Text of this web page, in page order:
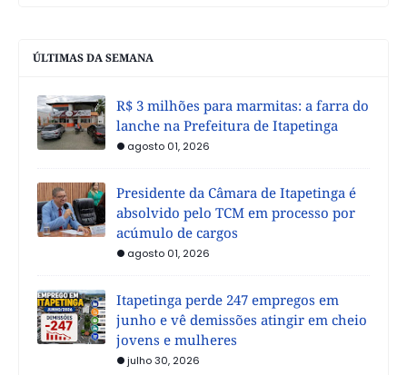
ÚLTIMAS DA SEMANA
R$ 3 milhões para marmitas: a farra do
lanche na Prefeitura de Itapetinga
agosto 01, 2026
Presidente da Câmara de Itapetinga é
absolvido pelo TCM em processo por
acúmulo de cargos
agosto 01, 2026
Itapetinga perde 247 empregos em
junho e vê demissões atingir em cheio
jovens e mulheres
julho 30, 2026